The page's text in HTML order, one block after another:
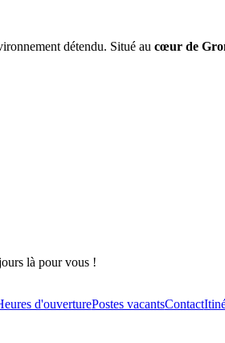
détendu. Situé au cœur de
là pour vous !
d'ouverturePostes vacantsContact